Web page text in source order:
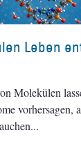
Leben
Molekülen
vorhersagen,